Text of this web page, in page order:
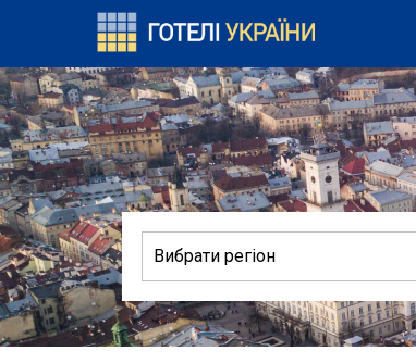
Вибрати регіон